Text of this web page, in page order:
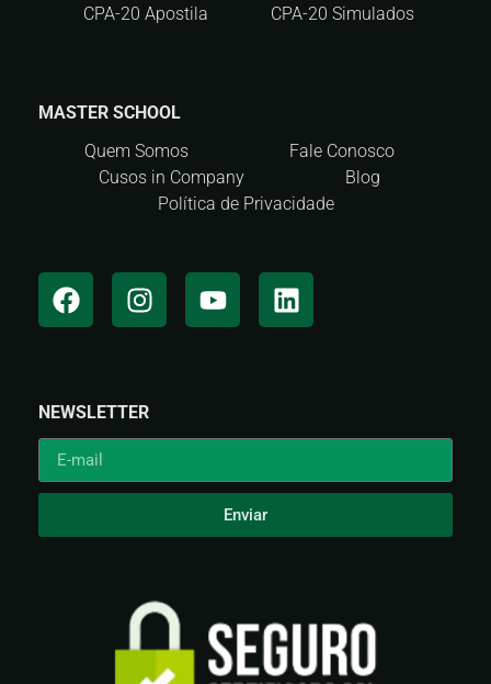
CPA-20 Apostila
CPA-20 Simulados
MASTER SCHOOL
Quem Somos
Fale Conosco
Cusos in Company
Blog
Política de Privacidade
NEWSLETTER
Enviar